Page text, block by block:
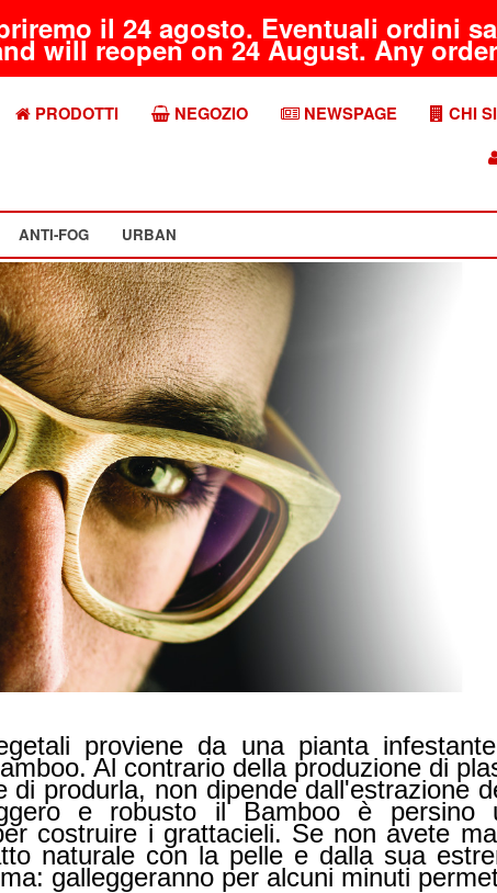
il 24 agosto. Eventuali ordini
will reopen on 24 August. Any
PRODOTTI NEGOZIO NEWSPAGE CHI
ANTI-FOG URBAN
proviene da una pianta
Al contrario della produzione di
di produrla, non dipende dall'estrazione
e robusto il Bamboo è persino
costruire i grattacieli. Se non avete
naturale con la pelle e dalla sua
galleggeranno per alcuni minuti